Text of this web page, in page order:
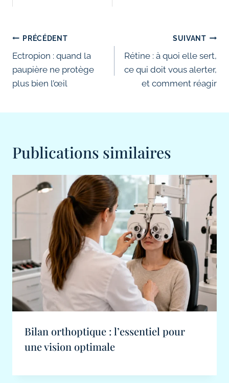
Navigation
de
l’article
PRÉCÉDENT
Ectropion : quand la
paupière ne protège
plus bien l’œil
SUIVANT
Rétine : à quoi elle sert,
ce qui doit vous alerter,
et comment réagir
Publications similaires
Bilan orthoptique : l’essentiel pour
une vision optimale